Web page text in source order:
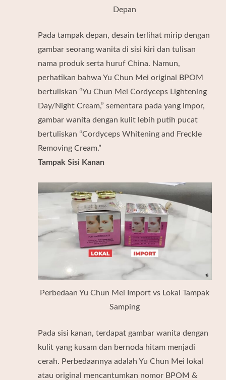
Depan
Pada tampak depan, desain terlihat mirip dengan
gambar seorang wanita di sisi kiri dan tulisan
nama produk serta huruf China. Namun,
perhatikan bahwa Yu Chun Mei original BPOM
bertuliskan “Yu Chun Mei Cordyceps Lightening
Day/Night Cream,” sementara pada yang impor,
gambar wanita dengan kulit lebih putih pucat
bertuliskan “Cordyceps Whitening and Freckle
Removing Cream.”
Tampak Sisi Kanan
Perbedaan Yu Chun Mei Import vs Lokal Tampak
Samping
Pada sisi kanan, terdapat gambar wanita dengan
kulit yang kusam dan bernoda hitam menjadi
cerah. Perbedaannya adalah Yu Chun Mei lokal
atau original mencantumkan nomor BPOM &